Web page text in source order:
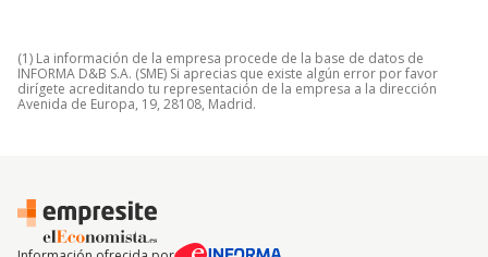
(1) La información de la empresa procede de la base de datos de
INFORMA D&B S.A. (SME) Si aprecias que existe algún error por favor
dirígete acreditando tu representación de la empresa a la dirección
Avenida de Europa, 19, 28108, Madrid.